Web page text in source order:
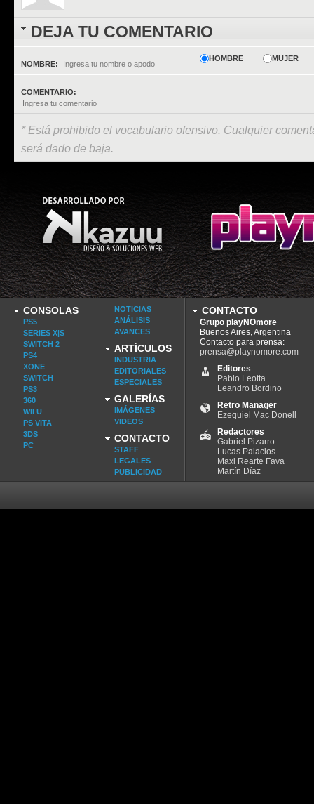
DEJA TU COMENTARIO
NOMBRE:
HOMBRE MUJER
COMENTARIO:
* Está prohibido el vocabulario ofensivo. Cualquier
será dado de baja.
CONSOLAS
PS5
SERIES X|S
SWITCH 2
PS4
XONE
SWITCH
PS3
360
WII U
PS VITA
3DS
PC
NOTICIAS
ANÁLISIS
AVANCES
ARTÍCULOS
INDUSTRIA
EDITORIALES
ESPECIALES
GALERÍAS
IMÁGENES
VIDEOS
CONTACTO
STAFF
LEGALES
PUBLICIDAD
CONTACTO
Grupo playNOmore
Buenos Aires, Argentina
Contacto para prensa:
prensa@playnomore.com
Editores
Pablo Leotta
Leandro Bordino
Retro Manager
Ezequiel Mac Donell
Redactores
Gabriel Pizarro
Lucas Palacios
Maxi Rearte Fava
Martín Díaz